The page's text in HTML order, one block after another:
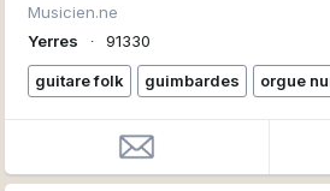
Musicien.ne
Yerres
∙ 91330
guitare folk guimbardes orgue